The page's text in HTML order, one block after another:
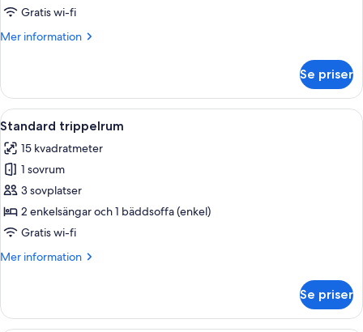
Gratis wi-fi
Mer information
Mer
dubbelrum
Se priser
Öppna
alla
foton
för
Standard
trippelrum
Standard trippelrum | Minibar,
7
Standard trippelrum
15 kvadratmeter
1 sovrum
3 sovplatser
2 enkelsängar och 1 bäddsoffa (enkel)
Gratis wi-fi
Mer information
Mer
trippelrum
Se priser